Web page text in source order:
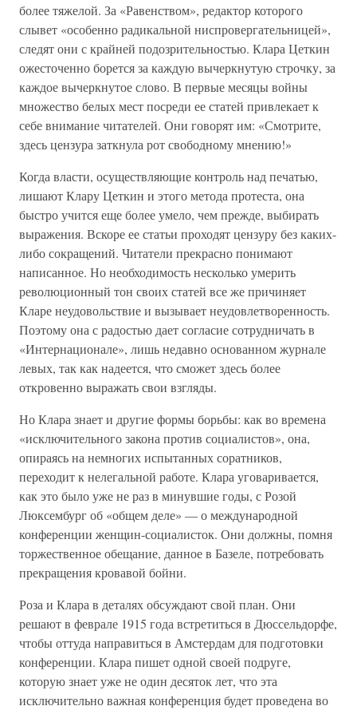
более тяжелой. За «Равенством», редактор которого
слывет «особенно радикальной ниспровергательницей»,
следят они с крайней подозрительностью. Клара Цеткин
ожесточенно борется за каждую вычеркнутую строчку, за
каждое вычеркнутое слово. В первые месяцы войны
множество белых мест посреди ее статей привлекает к
себе внимание читателей. Они говорят им: «Смотрите,
здесь цензура заткнула рот свободному мнению!»
Когда власти, осуществляющие контроль над печатью,
лишают Клару Цеткин и этого метода протеста, она
быстро учится еще более умело, чем прежде, выбирать
выражения. Вскоре ее статьи проходят цензуру без каких-
либо сокращений. Читатели прекрасно понимают
написанное. Но необходимость несколько умерить
революционный тон своих статей все же причиняет
Кларе неудовольствие и вызывает неудовлетворенность.
Поэтому она с радостью дает согласие сотрудничать в
«Интернационале», лишь недавно основанном журнале
левых, так как надеется, что сможет здесь более
откровенно выражать свои взгляды.
Но Клара знает и другие формы борьбы: как во времена
«исключительного закона против социалистов», она,
опираясь на немногих испытанных соратников,
переходит к нелегальной работе. Клара уговаривается,
как это было уже не раз в минувшие годы, с Розой
Люксембург об «общем деле» — о международной
конференции женщин-социалисток. Они должны, помня
торжественное обещание, данное в Базеле, потребовать
прекращения кровавой бойни.
Роза и Клара в деталях обсуждают свой план. Они
решают в феврале 1915 года встретиться в Дюссельдорфе,
чтобы оттуда направиться в Амстердам для подготовки
конференции. Клара пишет одной своей подруге,
которую знает уже не один десяток лет, что эта
исключительно важная конференция будет проведена во